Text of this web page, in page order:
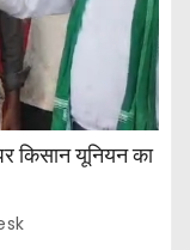
किसान यूनियन का